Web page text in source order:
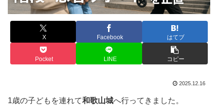
X Facebook はてブ
Pocket LINE コピー
2025.12.16
1歳の子どもを連れて和歌山城へ行ってきました。